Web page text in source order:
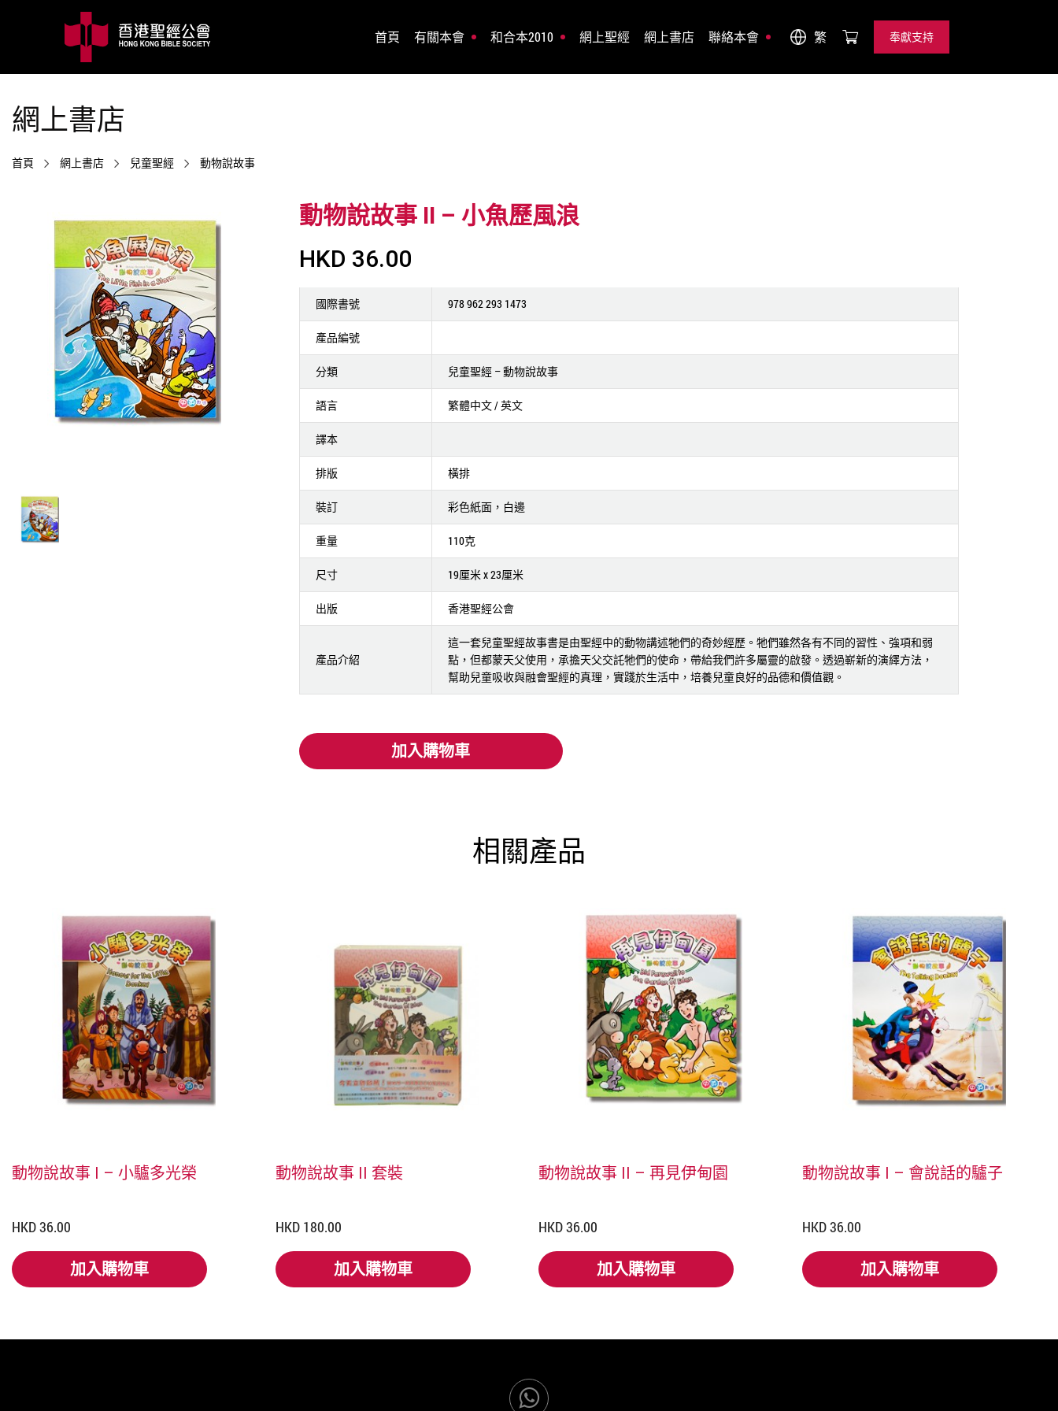
首頁 有關本會 和合本2010 網上聖經 網上書店 聯絡本會 繁
奉獻支持
奉獻支持
網上書店
首頁 網上書店 兒童聖經 動物說故事
動物說故事 II – 小魚歷風浪
HKD 36.00
國際書號 978 962 293 1473
產品編號
分類 兒童聖經 – 動物說故事
語言 繁體中文 / 英文
譯本
排版 橫排
裝訂 彩色紙面，白邊
重量 110克
尺寸 19厘米 x 23厘米
出版 香港聖經公會
產品介紹
這一套兒童聖經故事書是由聖經中的動物講述牠們的奇妙經歷。牠們雖然各有不同的習性、強項和弱
點，但都蒙天父使用，承擔天父交託牠們的使命，帶給我們許多屬靈的啟發。透過嶄新的演繹方法，
幫助兒童吸收與融會聖經的真理，實踐於生活中，培養兒童良好的品德和價值觀。
加入購物車
加入購物車
相關產品
動物說故事 I – 小驢多光榮
HKD 36.00
加入購物車
加入購物車
動物說故事 II 套裝
HKD 180.00
加入購物車
加入購物車
動物說故事 II – 再見伊甸園
HKD 36.00
加入購物車
加入購物車
動物說故事 I – 會說話的驢子
HKD 36.00
加入購物車
加入購物車